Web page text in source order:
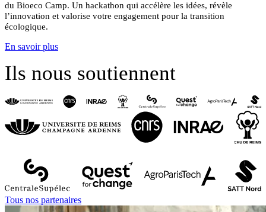
du Bioeco Camp. Un hackathon qui accélère les idées, révèle
l’innovation et valorise votre engagement pour la transition
écologique.
En savoir plus
Ils nous soutiennent
Tous nos partenaires